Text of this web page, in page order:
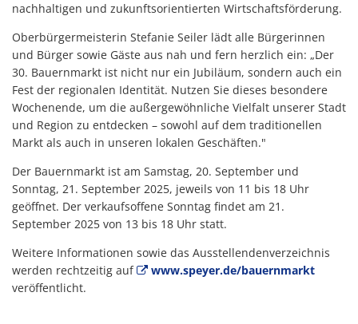
nachhaltigen und zukunftsorientierten Wirtschaftsförderung.
Oberbürgermeisterin Stefanie Seiler lädt alle Bürgerinnen
und Bürger sowie Gäste aus nah und fern herzlich ein: „Der
30. Bauernmarkt ist nicht nur ein Jubiläum, sondern auch ein
Fest der regionalen Identität. Nutzen Sie dieses besondere
Wochenende, um die außergewöhnliche Vielfalt unserer Stadt
und Region zu entdecken – sowohl auf dem traditionellen
Markt als auch in unseren lokalen Geschäften."
Der Bauernmarkt ist am Samstag, 20. September und
Sonntag, 21. September 2025, jeweils von 11 bis 18 Uhr
geöffnet. Der verkaufsoffene Sonntag findet am 21.
September 2025 von 13 bis 18 Uhr statt.
Weitere Informationen sowie das Ausstellendenverzeichnis
werden rechtzeitig auf
www.speyer.de/bauernmarkt
veröffentlicht.